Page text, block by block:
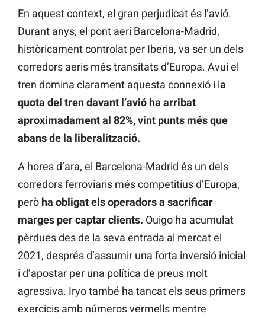
En aquest context, el gran perjudicat és l’avió.
Durant anys, el pont aeri Barcelona-Madrid,
històricament controlat per Iberia, va ser un dels
corredors aeris més transitats d’Europa. Avui el
tren domina clarament aquesta connexió i la
quota del tren davant l’avió ha arribat
aproximadament al 82%, vint punts més que
abans de la liberalització.
A hores d’ara, el Barcelona-Madrid és un dels
corredors ferroviaris més competitius d’Europa,
però ha obligat els operadors a sacrificar
marges per captar clients. Ouigo ha acumulat
pèrdues des de la seva entrada al mercat el
2021, després d’assumir una forta inversió inicial
i d’apostar per una política de preus molt
agressiva. Iryo també ha tancat els seus primers
exercicis amb números vermells mentre